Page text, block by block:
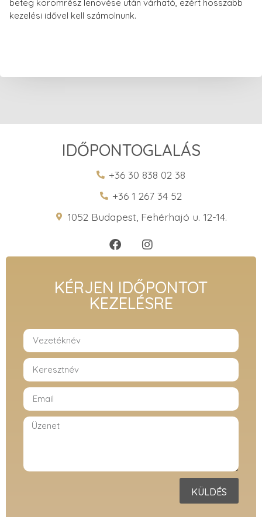
beteg körömrész lenövése után várható, ezért hosszabb
kezelési idővel kell számolnunk.
IDŐPONTOGLALÁS
+36 30 838 02 38
+36 1 267 34 52
1052 Budapest, Fehérhajó u. 12-14.
KÉRJEN IDŐPONTOT
KEZELÉSRE
KÜLDÉS